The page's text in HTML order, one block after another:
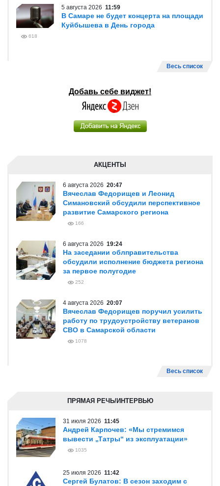
5 августа 2026 11:59
В Самаре не будет концерта на площади
Куйбышева в День города
618
Весь список
Добавь себе виджет!
АКЦЕНТЫ
6 августа 2026 20:47
Вячеслав Федорищев и Леонид
Симановский обсудили перспективное
развитие Самарского региона
166
6 августа 2026 19:24
На заседании облправительства
обсудили исполнение бюджета региона
за первое полугодие
252
4 августа 2026 20:07
Вячеслав Федорищев поручил усилить
работу по трудоустройству ветеранов
СВО в Самарской области
1078
Весь список
ПРЯМАЯ РЕЧЬ/ИНТЕРВЬЮ
31 июля 2026 11:45
Андрей Карпочев: «Мы стремимся
вывести „Татры“ из эксплуатации»
1035
25 июля 2026 11:42
Сергей Булатов: В сезон заходим с